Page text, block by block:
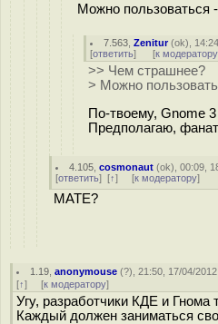
Можно пользоваться
7.563 ,Zenitur(ok),
[ответить] [к модератору
>> Чем страшнее?
> Можно
По-твоему, Gnome
Предполагаю,
4.105 ,cosmonaut (ok), 00:09,
[ответить] [↑] [к модератору]
MATE?
1.19 ,anonymouse (?), 21:50, 17/04/
[↑] [к модератору]
Угу, разработчики КДЕ и
Каждый должен заниматься